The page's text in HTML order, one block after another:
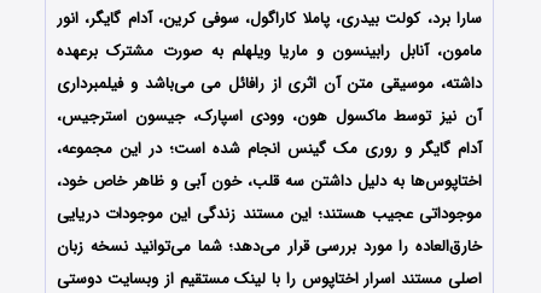
سارا برد، کولت بیدری، پاملا کاراگول، سوفی کرین، آدام گایگر، انور
مامون، آنابل رابینسون و ماریا ویلهلم به صورت مشترک برعهده
داشته، موسیقی متن آن اثری از رافائل می می‌باشد و فیلمبرداری
آن نیز توسط ماکسول هون، وودی اسپارک، جیسون استرجیس،
آدام گایگر و روری مک گینس انجام شده است؛ در این مجموعه،
اختاپوس‌ها به دلیل داشتن سه قلب، خون آبی و ظاهر خاص خود،
موجوداتی عجیب هستند؛ این مستند زندگی این موجودات دریایی
خارق‌العاده‌ را مورد بررسی قرار می‌دهد؛ شما می‌توانید نسخه زبان
اصلی مستند اسرار اختاپوس را با لینک مستقیم از وبسایت دوستی